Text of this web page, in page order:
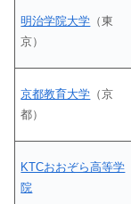
明治学院大学 （東
京）
京都教育大学 （京
都）
KTCおおぞら高等学
院